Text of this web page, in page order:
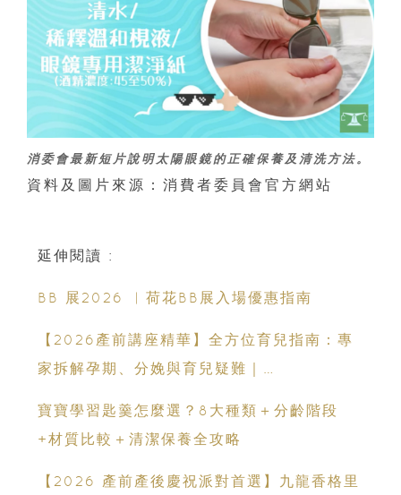
消委會最新短片說明太陽眼鏡的正確保養及清洗方法。
資料及圖片來源：消費者委員會官方網站
延伸閱讀 :
BB 展2026 ︳荷花BB展入場優惠指南
【2026產前講座精華】全方位育兒指南：專
家拆解孕期、分娩與育兒疑難｜
寶寶學習匙羹怎麼選？8大種類＋分齡階段
+材質比較＋清潔保養全攻略
【2026 產前產後慶祝派對首選】九龍香格里